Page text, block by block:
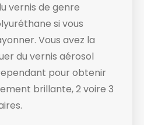
vernis de genre
si vous
Vous avez la
du vernis aérosol
pour obtenir
brillante, 2 voire 3